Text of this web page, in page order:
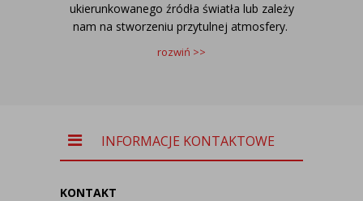
ukierunkowanego źródła światła lub zależy
nam na stworzeniu przytulnej atmosfery.
rozwiń >>
INFORMACJE KONTAKTOWE
KONTAKT